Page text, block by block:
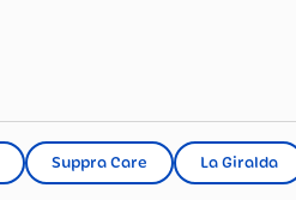
Suppra Care La Giralda